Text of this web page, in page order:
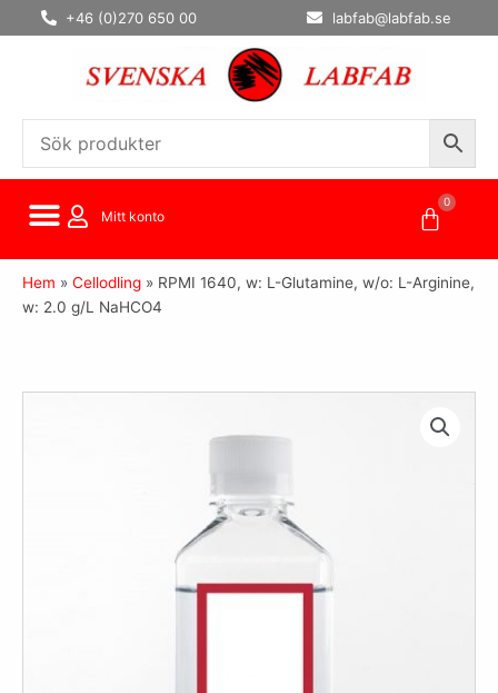
Hoppa
till
+46 (0)270 650 00 labfab@labfab.se
Mitt konto
0
Hem » Cellodling » RPMI 1640, w: L-Glutamine, w/o: L-Arginine,
w: 2.0 g/L NaHCO4